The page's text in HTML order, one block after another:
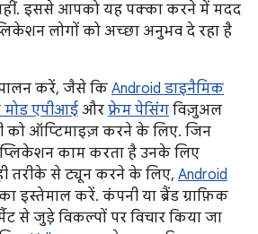
इससे आपको यह पक्का करने में मदद
लोगों को अच्छा अनुभव दे रहा है
करें, जैसे कि Android डाइनैमिक
एपीआई और फ़्रेम पेसिंग विज़ुअल
को ऑप्टिमाइज़ करने के लिए. जिन
काम करता है उनके लिए
तरीके से ट्यून करने के लिए, Android
इस्तेमाल करें. कंपनी या ब्रैंड ग्राफ़िक
से जुड़े विकल्पों पर विचार किया जा